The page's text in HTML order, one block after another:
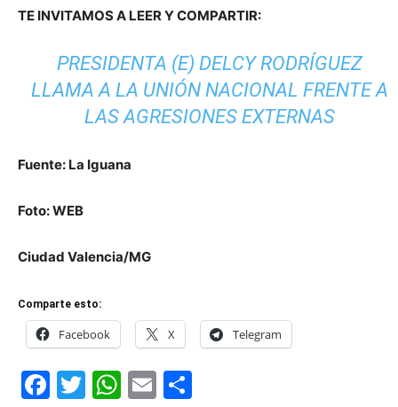
TE INVITAMOS A LEER Y COMPARTIR:
PRESIDENTA (E) DELCY RODRÍGUEZ
LLAMA A LA UNIÓN NACIONAL FRENTE A
LAS AGRESIONES EXTERNAS
Fuente: La Iguana
Foto: WEB
Ciudad Valencia/MG
Comparte esto:
Facebook X Telegram
Facebook
Twitter
WhatsApp
Email